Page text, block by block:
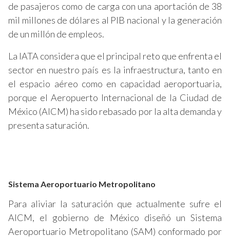
de pasajeros como de carga con una aportación de 38
mil millones de dólares al PIB nacional y la generación
de un millón de empleos.
La IATA considera que el principal reto que enfrenta el
sector en nuestro país es la infraestructura, tanto en
el espacio aéreo como en capacidad aeroportuaria,
porque el Aeropuerto Internacional de la Ciudad de
México (AICM) ha sido rebasado por la alta demanda y
presenta saturación.
Sistema Aeroportuario Metropolitano
Para aliviar la saturación que actualmente sufre el
AICM, el gobierno de México diseñó un Sistema
Aeroportuario Metropolitano (SAM) conformado por